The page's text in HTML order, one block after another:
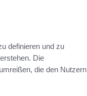
definieren und zu
Die
die den Nutzern